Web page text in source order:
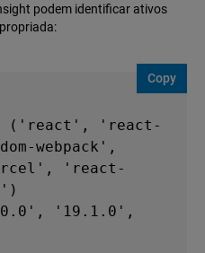
podem identificar ativos
IN ('react', 'react-
webpack',
'react-
'19.1.0',
Copy